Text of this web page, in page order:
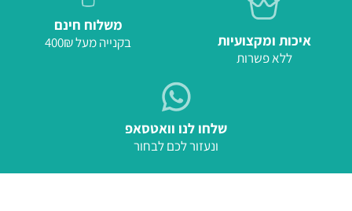
איכות ומקצועיות
ללא פשרות
משלוח חינם
בקנייה מעל 400₪
שלחו לנו וואטסאפ
ונעזור לכם לבחור